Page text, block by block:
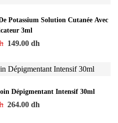
Potassium Solution Cutanée Avec
3ml
149.00 dh
Dépigmentant Intensif 30ml
264.00 dh